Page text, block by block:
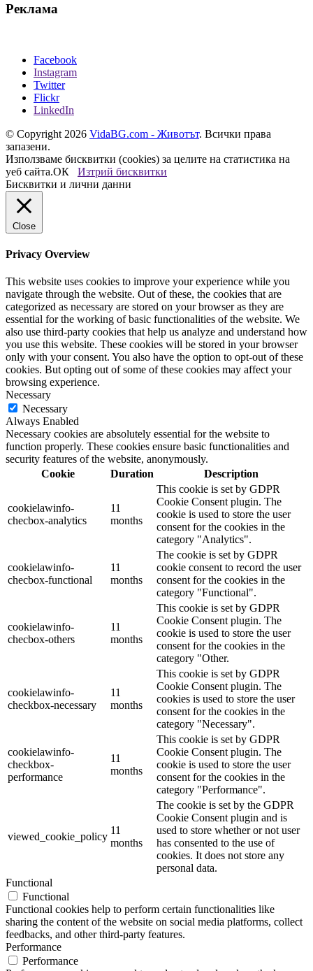
Реклама
Facebook
Instagram
Twitter
Flickr
LinkedIn
© Copyright 2026 VidaBG.com - Животът. Всички права
запазени.
Използваме бисквитки (cookies) за целите на статистика на
уеб сайта.ОК
Изтрий бисквитки
Бисквитки и лични данни
Close
Privacy Overview
This website uses cookies to improve your experience while you
navigate through the website. Out of these, the cookies that are
categorized as necessary are stored on your browser as they are
essential for the working of basic functionalities of the website. We
also use third-party cookies that help us analyze and understand how
you use this website. These cookies will be stored in your browser
only with your consent. You also have the option to opt-out of these
cookies. But opting out of some of these cookies may affect your
browsing experience.
Necessary
Necessary
Always Enabled
Necessary cookies are absolutely essential for the website to
function properly. These cookies ensure basic functionalities and
security features of the website, anonymously.
Cookie
Duration Description
cookielawinfo-
checbox-analytics
11
months
This cookie is set by GDPR
Cookie Consent plugin. The
cookie is used to store the user
consent for the cookies in the
category "Analytics".
cookielawinfo-
checbox-functional
11
months
The cookie is set by GDPR
cookie consent to record the user
consent for the cookies in the
category "Functional".
cookielawinfo-
checbox-others
11
months
This cookie is set by GDPR
Cookie Consent plugin. The
cookie is used to store the user
consent for the cookies in the
category "Other.
cookielawinfo-
checkbox-necessary
11
months
This cookie is set by GDPR
Cookie Consent plugin. The
cookies is used to store the user
consent for the cookies in the
category "Necessary".
cookielawinfo-
checkbox-
performance
11
months
This cookie is set by GDPR
Cookie Consent plugin. The
cookie is used to store the user
consent for the cookies in the
category "Performance".
viewed_cookie_policy
11
months
The cookie is set by the GDPR
Cookie Consent plugin and is
used to store whether or not user
has consented to the use of
cookies. It does not store any
personal data.
Functional
Functional
Functional cookies help to perform certain functionalities like
sharing the content of the website on social media platforms, collect
feedbacks, and other third-party features.
Performance
Performance